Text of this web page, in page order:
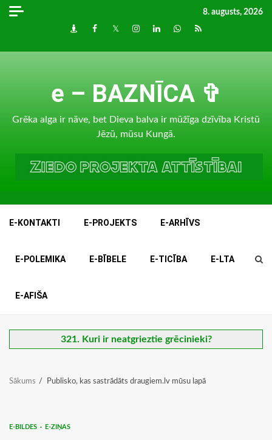
Skip
8. augusts, 2026
DraugiemFacebook
TwitterInstagram
LinkedInwhatsapp
RSS
e – BAZNĪCA ✞
Grēka alga ir nāve, bet Dieva balva ir mūžīga dzīvība Kristū
Jēzū, mūsu Kungā.
E-KONTAKTI E-PROJEKTS E-ARHĪVS
E-POLEMIKA E-BĪBELE E-TICĪBA E-LTA
E-AFIŠA
321. Kuri ir neatgrieztie grēcinieki?
Sākums Publisko, kas sastrādāts draugiem.lv mūsu lapā
E-BILDES E-ZIŅAS